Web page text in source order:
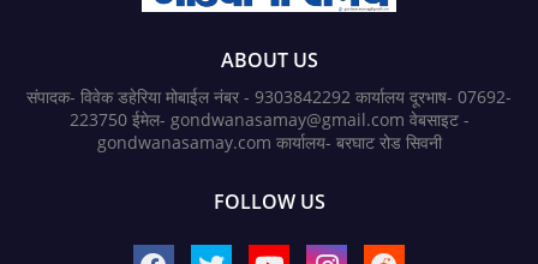
ABOUT US
संपादक- विवेक डहेरिया मोबाईल नंबर - 9303842292 कार्यालय दूरभाष- 07692-
223750 ईमेल- gondwanasamay@gmail.com वेबसाइट -
gondwanasamay.com कार्यालय- बरघाट रोड सिवनी
FOLLOW US